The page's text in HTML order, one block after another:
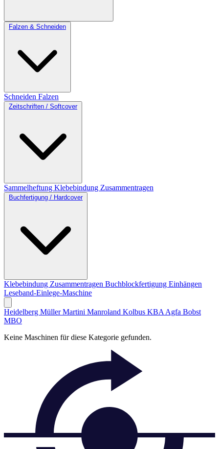
Falzen & Schneiden
Schneiden Falzen
Zeitschriften / Softcover
Sammelheftung Klebebindung Zusammentragen
Buchfertigung / Hardcover
Klebebindung Zusammentragen Buchblockfertigung Einhängen
Leseband-Einlege-Maschine
Heidelberg Müller Martini Manroland Kolbus KBA Agfa Bobst
MBO
Keine Maschinen für diese Kategorie gefunden.